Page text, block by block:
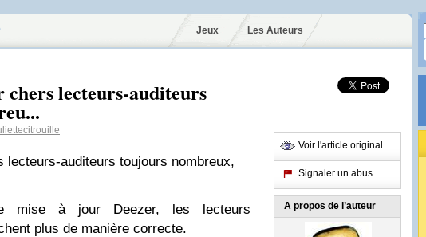
Jeux Les Auteurs
lecteurs-auditeurs
lecteurs-auditeurs toujours nombreux,
mise à jour Deezer, les lecteurs
plus de manière correcte.
Voir l'article original
Signaler un abus
A propos de l’auteur